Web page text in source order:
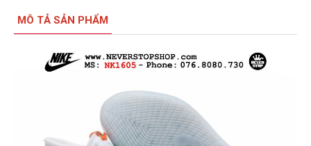
MÔ TẢ SẢN PHẨM